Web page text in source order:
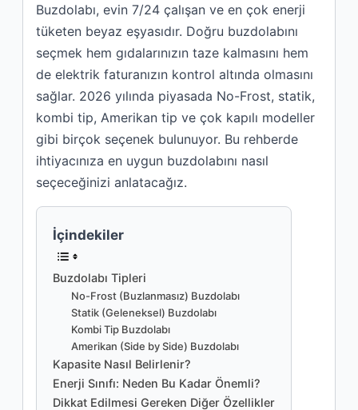
Buzdolabı, evin 7/24 çalışan ve en çok enerji
tüketen beyaz eşyasıdır. Doğru buzdolabını
seçmek hem gıdalarınızın taze kalmasını hem
de elektrik faturanızın kontrol altında olmasını
sağlar. 2026 yılında piyasada No-Frost, statik,
kombi tip, Amerikan tip ve çok kapılı modeller
gibi birçok seçenek bulunuyor. Bu rehberde
ihtiyacınıza en uygun buzdolabını nasıl
seçeceğinizi anlatacağız.
İçindekiler
Buzdolabı Tipleri
No-Frost (Buzlanmasız) Buzdolabı
Statik (Geleneksel) Buzdolabı
Kombi Tip Buzdolabı
Amerikan (Side by Side) Buzdolabı
Kapasite Nasıl Belirlenir?
Enerji Sınıfı: Neden Bu Kadar Önemli?
Dikkat Edilmesi Gereken Diğer Özellikler